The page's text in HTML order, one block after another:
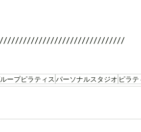
ープピラティス パーソナルスタジオ ピラ